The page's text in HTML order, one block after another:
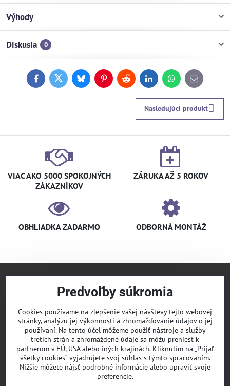
Výhody
Diskusia 0
FacebookTwitterBlueskyPinterestReddit LinkedInWhatsApp
E-
mail
Nasledujúci produkt
VIAC AKO 5000 SPOKOJNÝCH
ZÁKAZNÍKOV
ZÁRUKA AŽ 5 ROKOV
OBHLIADKA ZADARMO ODBORNÁ MONTÁŽ
KLIMANIAK Pridajte sa k nám
Sledujte nás
Predvoľby súkromia
Cookies používame na zlepšenie vašej návštevy tejto webovej
stránky, analýzu jej výkonnosti a zhromažďovanie údajov o jej
používaní. Na tento účel môžeme použiť nástroje a služby
tretích strán a zhromaždené údaje sa môžu preniesť k
partnerom v EÚ, USA alebo iných krajinách. Kliknutím na „Prijať
všetky cookies“ vyjadrujete svoj súhlas s týmto spracovaním.
Nižšie môžete nájsť podrobné informácie alebo upraviť svoje
preferencie.